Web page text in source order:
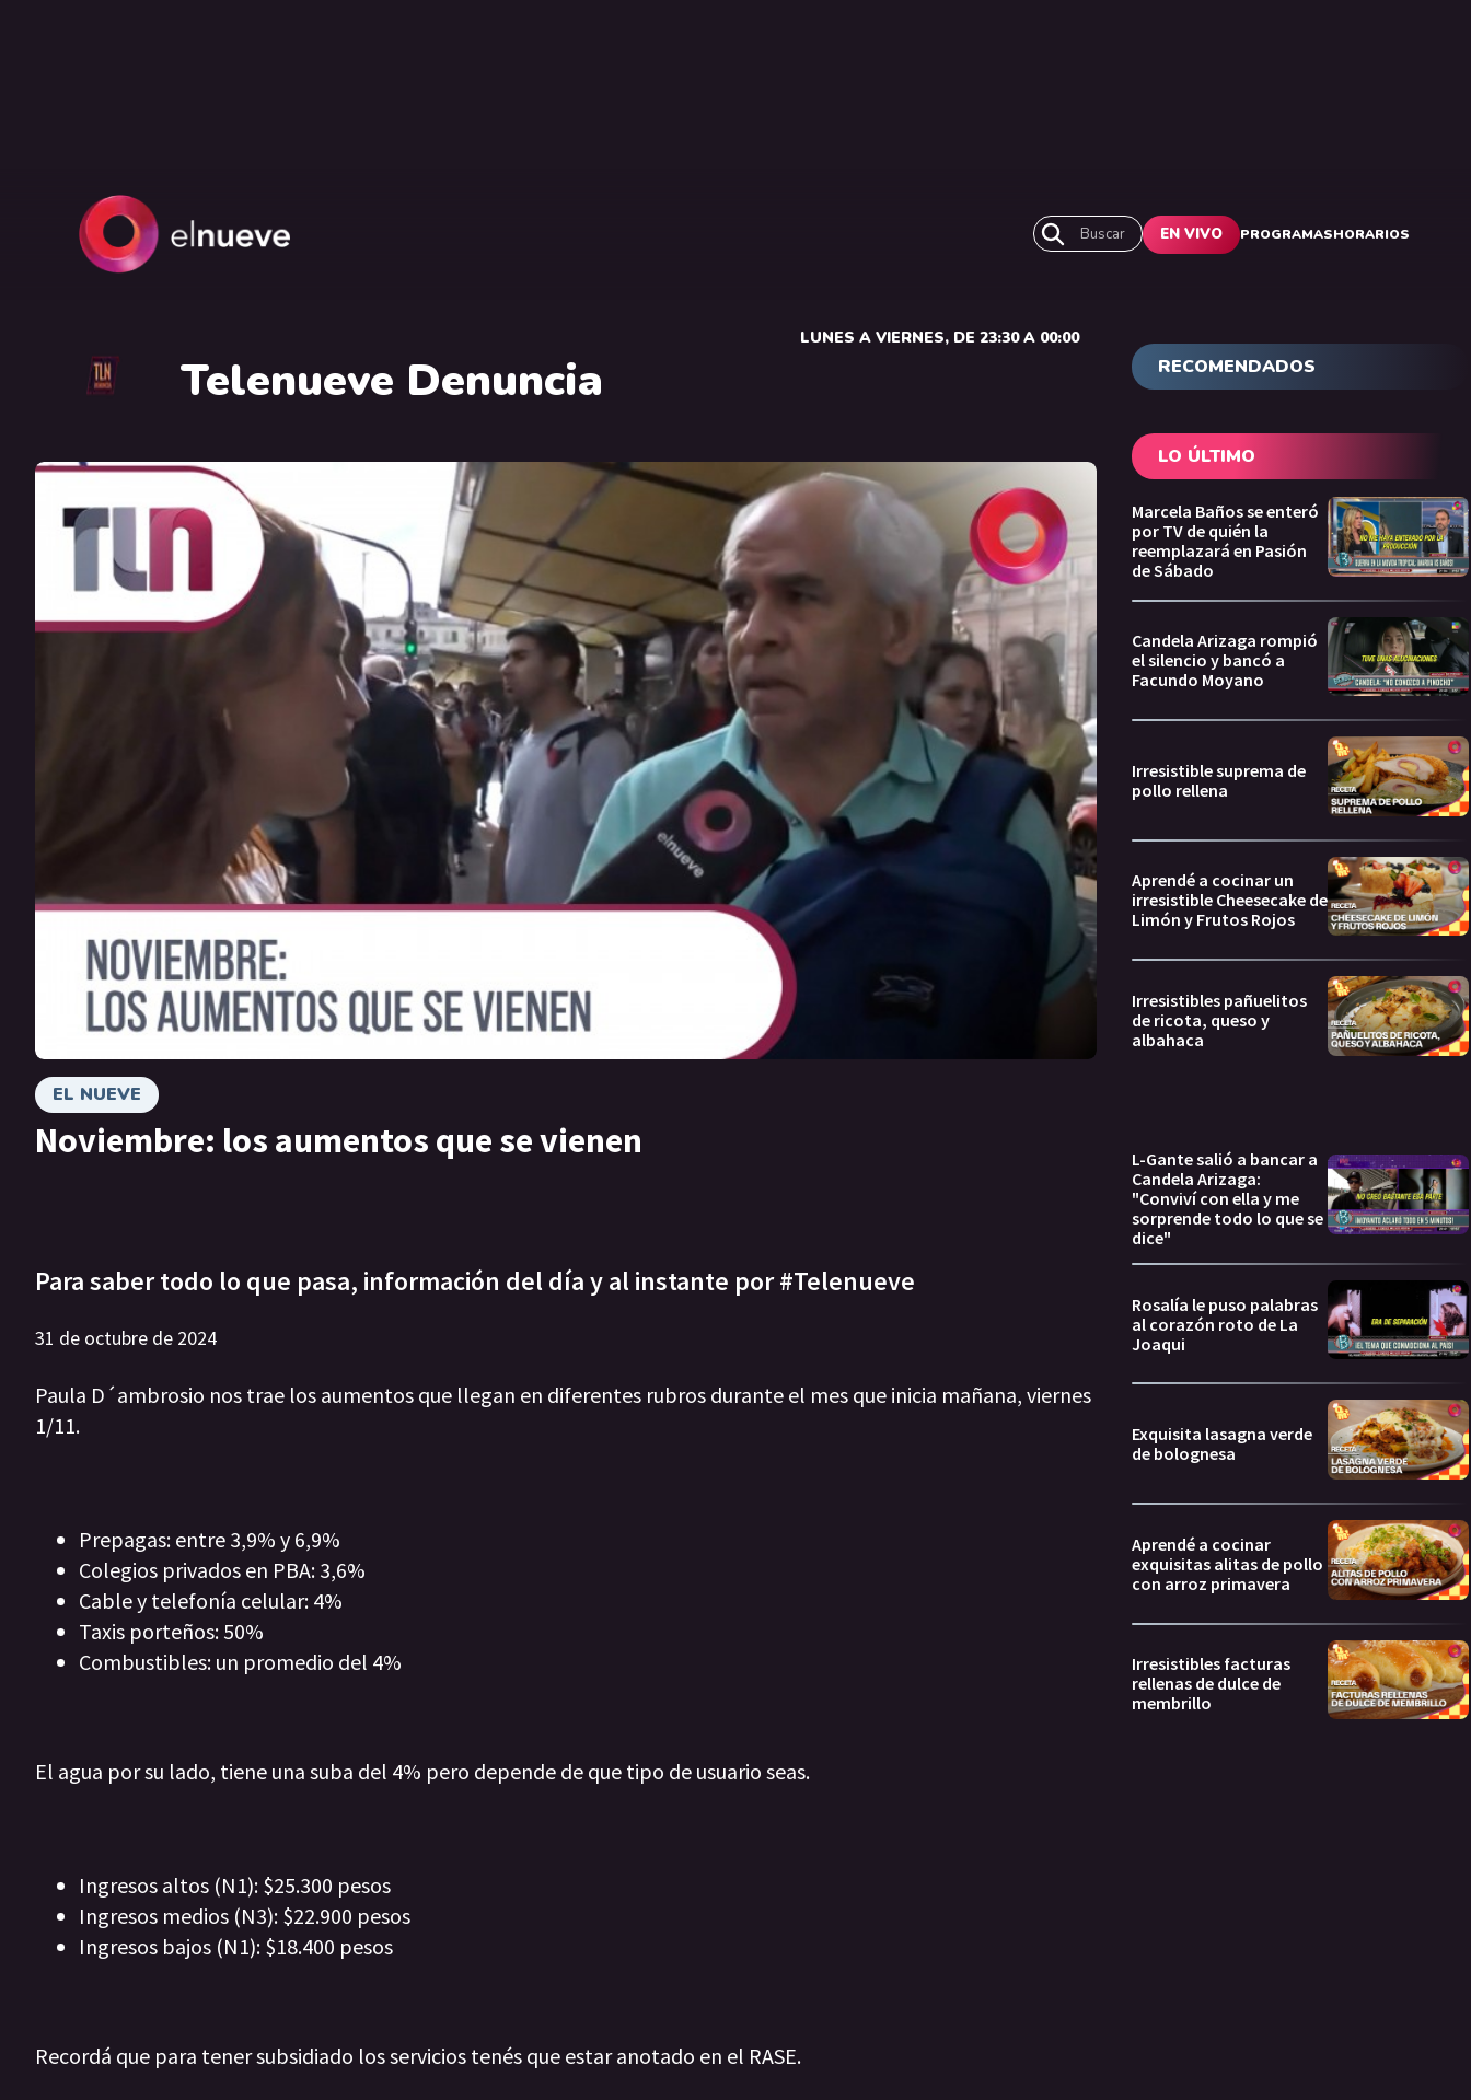
Buscar EN VIVO PROGRAMASHORARIOS
Telenueve Denuncia
LUNES A VIERNES, DE 23:30 A 00:00
EL NUEVE
Noviembre: los aumentos que se vienen
Para saber todo lo que pasa, información del día y al instante por #Telenueve
31 de octubre de 2024
Paula D´ambrosio nos trae los aumentos que llegan en diferentes rubros durante el mes que inicia mañana, viernes
1/11.
Prepagas: entre 3,9% y 6,9%
Colegios privados en PBA: 3,6%
Cable y telefonía celular: 4%
Taxis porteños: 50%
Combustibles: un promedio del 4%
El agua por su lado, tiene una suba del 4% pero depende de que tipo de usuario seas.
Ingresos altos (N1): $25.300 pesos
Ingresos medios (N3): $22.900 pesos
Ingresos bajos (N1): $18.400 pesos
Recordá que para tener subsidiado los servicios tenés que estar anotado en el RASE.
RECOMENDADOS
LO ÚLTIMO
Marcela Baños se enteró
por TV de quién la
reemplazará en Pasión
de Sábado
Candela Arizaga rompió
el silencio y bancó a
Facundo Moyano
Irresistible suprema de
pollo rellena
Aprendé a cocinar un
irresistible Cheesecake de
Limón y Frutos Rojos
Irresistibles pañuelitos
de ricota, queso y
albahaca
L-Gante salió a bancar a
Candela Arizaga:
"Conviví con ella y me
sorprende todo lo que se
dice"
Rosalía le puso palabras
al corazón roto de La
Joaqui
Exquisita lasagna verde
de bolognesa
Aprendé a cocinar
exquisitas alitas de pollo
con arroz primavera
Irresistibles facturas
rellenas de dulce de
membrillo